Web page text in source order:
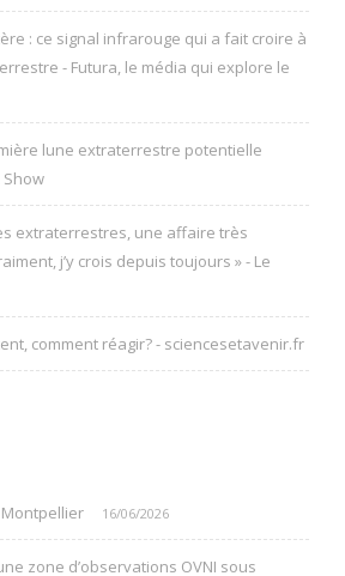
: ce signal infrarouge qui a fait croire à
- Futura, le média qui explore le
lune extraterrestre potentielle
Show
extraterrestres, une affaire très
j’y crois depuis toujours » - Le
comment réagir? - sciencesetavenir.fr
16/06/2026
zone d’observations OVNI sous